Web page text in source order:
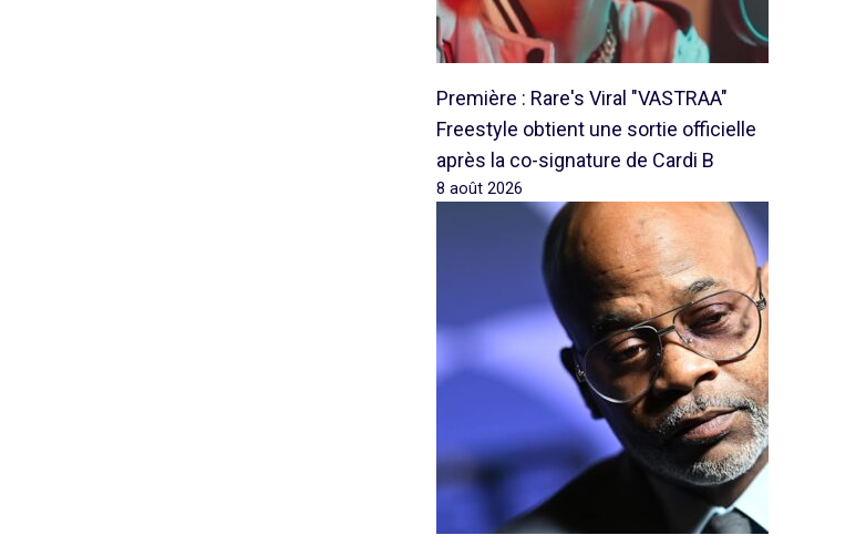
Première : Rare's Viral "VASTRAA"
Freestyle obtient une sortie officielle
après la co-signature de Cardi B
8 août 2026